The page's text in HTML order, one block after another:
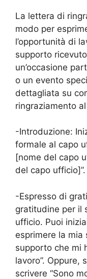
La lettera di
modo per
l’opportunità di
supporto
un’occasione
o un evento
dettagliata su
ringraziamento
-Introduzione:
formale al capo
[nome del capo
del capo ufficio]”.
-Espresso di
gratitudine per il
ufficio. Puoi
esprimere la mia
supporto che mi
lavoro”. Oppure,
scrivere “Sono